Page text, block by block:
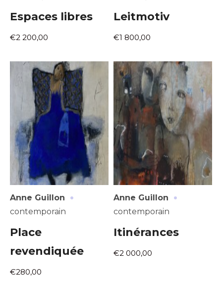
Statut / Organisation
J'accepte lestermes et conditions
* Champ obligatoire
Adresse email*
Prénom
Statut / Organisation
J'accepte les termes et conditions
* Champ obligatoire
Espaces libres
€2 200,00
Leitmotiv
€1 800,00
Anne Guillon ·
contemporain
Place
revendiquée
€280,00
Anne Guillon ·
contemporain
Itinérances
€2 000,00